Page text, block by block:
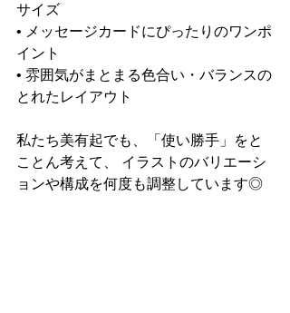
サイズ
• メッセージカードにぴったりのワンポ
イント
• 雰囲気がまとまる色合い・バランスの
とれたレイアウト
私たち美有起でも、「使い勝手」をと
ことん考えて、 イラストのバリエーシ
ョンや構成を何度も調整しています◎